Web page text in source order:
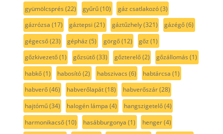
gyümölcsprés (22) gyűrű(10) gáz csatlakozó(3)
gázrózsa (17) gáztepsi (21) gáztűzhely(321) gázégő(6)
gégecső(23) gépház (5) görgő(12) gőz (1)
gőzkivezető(1) gőzsütő(33) gőzterelő(2) gőzállomás (1)
habkő(1) habosító(2) habszivacs (6) habtárcsa (1)
habverő(46) habverőlapát(18) habverőszár(28)
hajtómű(34) halogén lámpa (4) hangszigetelő(4)
harmonikacső(10) hasábburgonya (1) henger(4)